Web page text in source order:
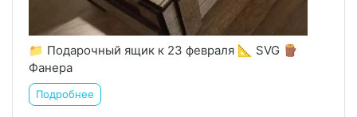
📁 Подарочный ящик к 23 февраля 📐 SVG 🪵
Фанера
Подробнее